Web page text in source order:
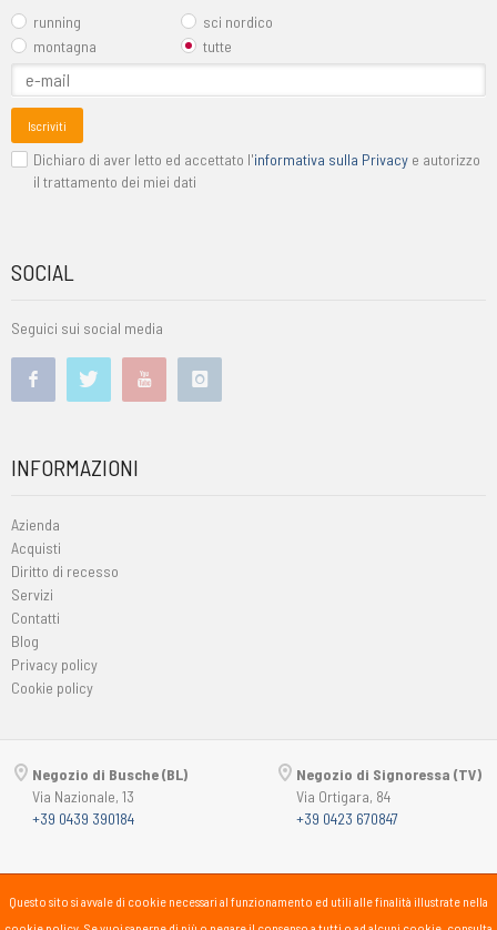
running
sci nordico
montagna
tutte
Iscriviti
Dichiaro di aver letto ed accettato l'informativa sulla Privacy e autorizzo
il trattamento dei miei dati
SOCIAL
Seguici sui social media
INFORMAZIONI
Azienda
Acquisti
Diritto di recesso
Servizi
Contatti
Blog
Privacy policy
Cookie policy
Negozio di Busche (BL)
Via Nazionale, 13
+39 0439 390184
Negozio di Signoressa (TV)
Via Ortigara, 84
+39 0423 670847
Questo sito si avvale di cookie necessari al funzionamento ed utili alle finalità illustrate nella